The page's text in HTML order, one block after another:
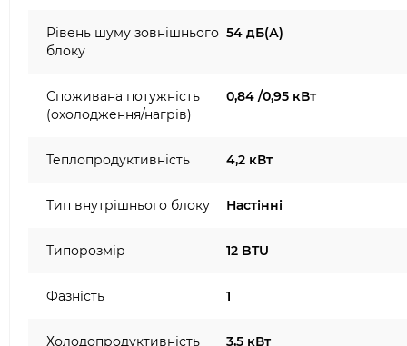
Рівень шуму зовнішнього
блоку
54 дБ(А)
Споживана потужність
(охолодження/нагрів)
0,84 /0,95 кВт
Теплопродуктивність 4,2 кВт
Тип внутрішнього блоку Настінні
Типорозмір 12 BTU
Фазність 1
Холодопродуктивність 3,5 кВт